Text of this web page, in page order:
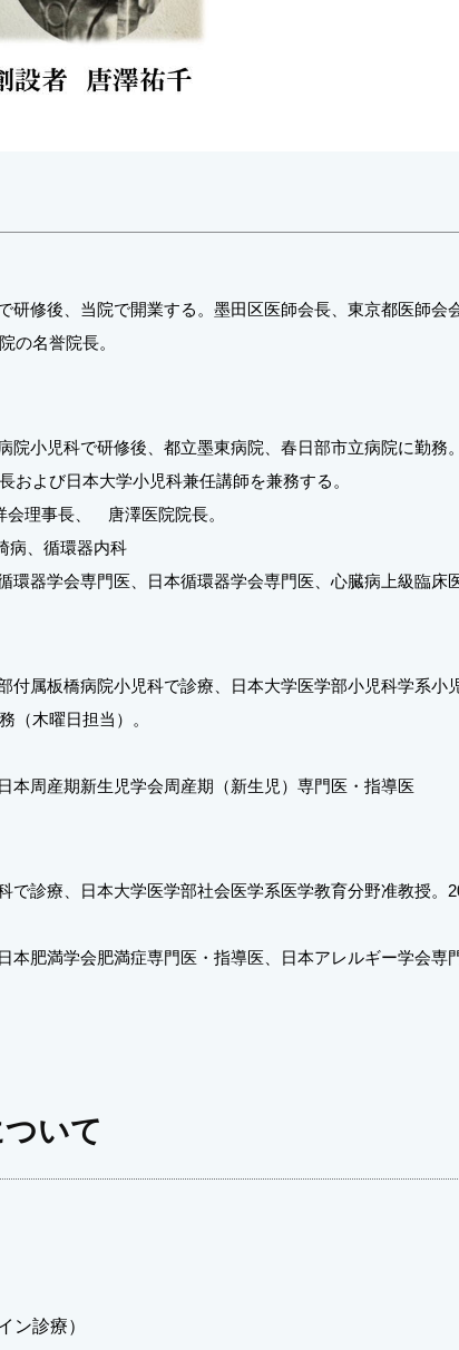
研修後、当院で開業する。墨田区医師会長、東京都医師会
の名誉院長。
院小児科で研修後、都立墨東病院、春日部市立病院に勤務
および日本大学小児科兼任講師を兼務する。
会理事長、 唐澤医院院長。
病、循環器内科
環器学会専門医、日本循環器学会専門医、心臓病上級臨床
付属板橋病院小児科で診療、日本大学医学部小児科学系小
（木曜日担当）。
本周産期新生児学会周産期（新生児）専門医・指導医
で診療、日本大学医学部社会医学系医学教育分野准教授。
本肥満学会肥満症専門医・指導医、日本アレルギー学会専
いて
ン診療）